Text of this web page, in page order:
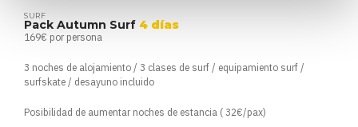
SURF
Pack Autumn Surf 4 días
169€ por persona
3 noches de alojamiento / 3 clases de surf / equipamiento surf /
surfskate / desayuno incluido
Posibilidad de aumentar noches de estancia ( 32€/pax)